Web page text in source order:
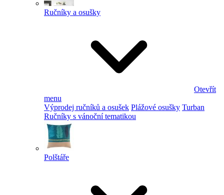
Ručníky a osušky
Otevřít
menu
Výprodej ručníků a osušek Plážové osušky Turban
Ručníky s vánoční tematikou
Polštáře